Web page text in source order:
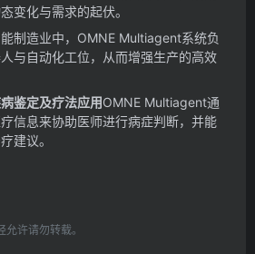
变化与需求的起伏。
制造业中，OMNE Multiagent系统负
与自动化工位，从而增强生产的高效
鉴定及疗法应用OMNE Multiagent通
信息来协助医师进行病症判断，并能
建议。
许请勿转载。